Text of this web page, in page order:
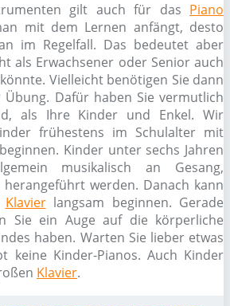
gilt auch für das Piano
mit dem Lernen anfängt, desto
im Regelfall. Das bedeutet aber
als Erwachsener oder Senior auch
Vielleicht benötigen Sie dann
Dafür haben Sie vermutlich
als Ihre Kinder und Enkel. Wir
frühestens im Schulalter mit
Kinder unter sechs Jahren
musikalisch an Gesang,
werden. Danach kann
Klavierlangsam beginnen. Gerade
Sie ein Auge auf die körperliche
haben. Warten Sie lieber etwas
keine Kinder-Pianos. Auch Kinder
Klavier.